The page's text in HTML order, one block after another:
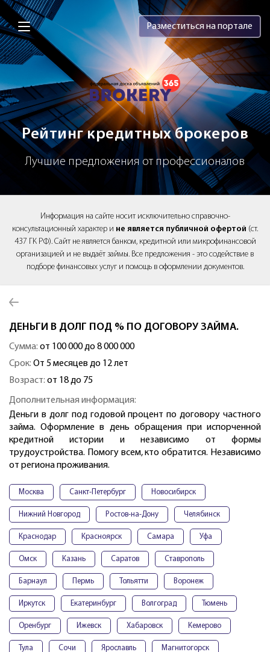
Brokery365 - Рейтинг кредитных
Разместиться на портале
Рейтинг кредитных брокеров
Лучшие предложения от профессионалов
Информация на сайте носит исключительно справочно-
консультационный характер и не является публичной офертой (ст.
437 ГК РФ). Сайт не является банком, кредитной или микрофинансовой
организацией и не выдаёт займы. Все предложения - это содействие в
подборе финансовых услуг и помощь в оформлении документов.
ДЕНЬГИ В ДОЛГ ПОД % ПО ДОГОВОРУ ЗАЙМА.
Сумма: от 100 000 до 8 000 000
Срок: От 5 месяцев до 12 лет
Возраст: от 18 до 75
Дополнительная информация:
Деньги в долг под годовой процент по договору частного
займа. Оформление в день обращения при испорченной
кредитной истории и независимо от формы
трудоустройства. Помогу всем, кто обратится. Независимо
от региона проживания.
Москва Санкт-Петербург Новосибирск
Нижний Новгород Ростов-на-Дону Челябинск
Краснодар Красноярск Самара Уфа
Омск Казань Саратов Ставрополь
Барнаул Пермь Тольятти Воронеж
Иркутск Екатеринбург Волгоград Тюмень
Оренбург Ижевск Хабаровск Кемерово
Тула Сочи Ярославль Магнитогорск